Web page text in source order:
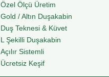
Özel Ölçü Üretim
Gold / Altın Duşakabin
Duş Teknesi & Küvet
L Şekilli Duşakabin
Açılır Sistemli
Ücretsiz Keşif